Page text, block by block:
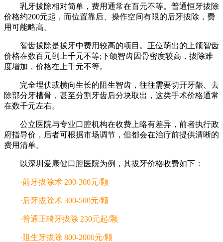
乳牙拔除相对简单，费用通常在百元不等。普通恒牙拔除
价格约200元起，而位置靠后、操作空间有限的后牙拔除，费
用可能略高。
智齿拔除是拔牙中费用较高的项目。正位萌出的上颌智齿
价格在数百元到上千元不等;下颌智齿因骨密度较高，拔除难
度增加，价格在上千元不等。
完全埋伏或横向生长的阻生智齿，往往需要切开牙龈、去
除部分牙槽骨，甚至分割牙齿后分块取出，这类手术价格通常
在数千元左右。
公立医院与专业口腔机构在收费上略有差异，前者执行政
府指导价，后者可根据市场调节，但都会在治疗前提供清晰的
费用清单。
以深圳爱康健口腔医院为例，其拔牙价格收费如下：
·前牙拔除术 200-300元/颗
·后牙拔除术 300-500元/颗
·普通正畸牙拔除 230元起/颗
·阻生牙拔除 800-2000元/颗